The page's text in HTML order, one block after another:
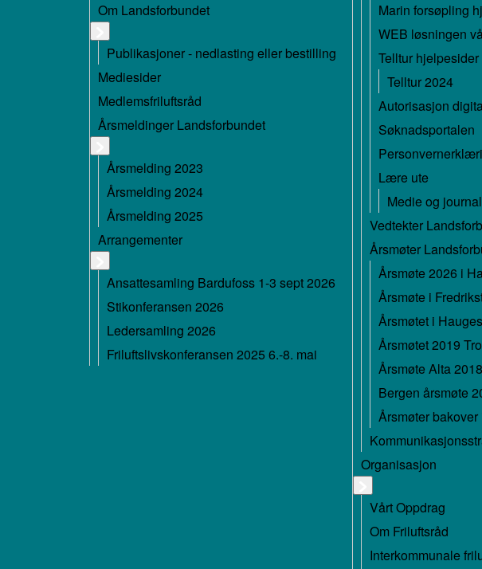
Om Landsforbundet
Publikasjoner - nedlasting eller bestilling
Mediesider
Medlemsfriluftsråd
Årsmeldinger Landsforbundet
Årsmelding 2023
Årsmelding 2024
Årsmelding 2025
Arrangementer
Ansattesamling Bardufoss 1-3 sept 2026
Stikonferansen 2026
Ledersamling 2026
Friluftslivskonferansen 2025 6.-8. mai
Marin forsøpling
WEB løsningen
Telltur hjelpesider
Telltur 2024
Autorisasjon
Søknadsportalen
Lære ute
Medie og
Vedtekter
Årsmøter
Årsmøte 2026 i
Årsmøte i
Årsmøtet i
Årsmøtet 2019
Årsmøte Alta 2018
Bergen årsmøte
Årsmøter bakover
Organisasjon
Vårt Oppdrag
Om Friluftsråd
Interkommunale